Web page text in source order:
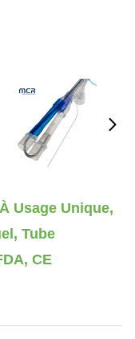
Usage Unique,
Tube
CE